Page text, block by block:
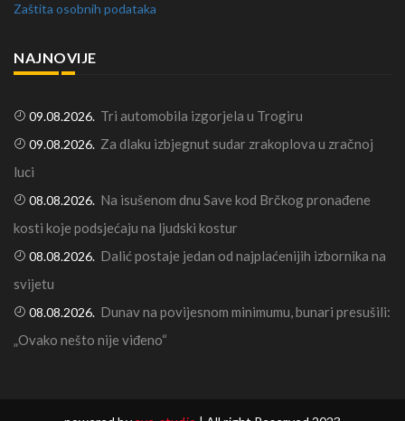
Zaštita osobnih podataka
NAJNOVIJE
09.08.2026. Tri automobila izgorjela u Trogiru
09.08.2026. Za dlaku izbjegnut sudar zrakoplova u zračnoj
luci
08.08.2026. Na isušenom dnu Save kod Brčkog pronađene
kosti koje podsjećaju na ljudski kostur
08.08.2026. Dalić postaje jedan od najplaćenijih izbornika na
svijetu
08.08.2026. Dunav na povijesnom minimumu, bunari presušili:
„Ovako nešto nije viđeno“